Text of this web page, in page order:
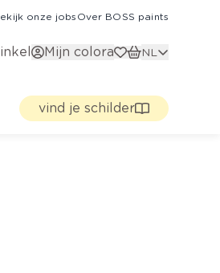
onze jobs Over BOSS paints
Mijn colora NL
vind je schilder